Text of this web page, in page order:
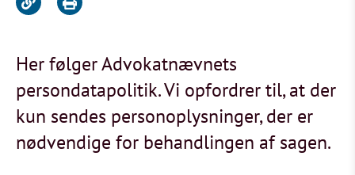
Her følger Advokatnævnets
persondatapolitik. Vi opfordrer til, at der
kun sendes personoplysninger, der er
nødvendige for behandlingen af sagen.